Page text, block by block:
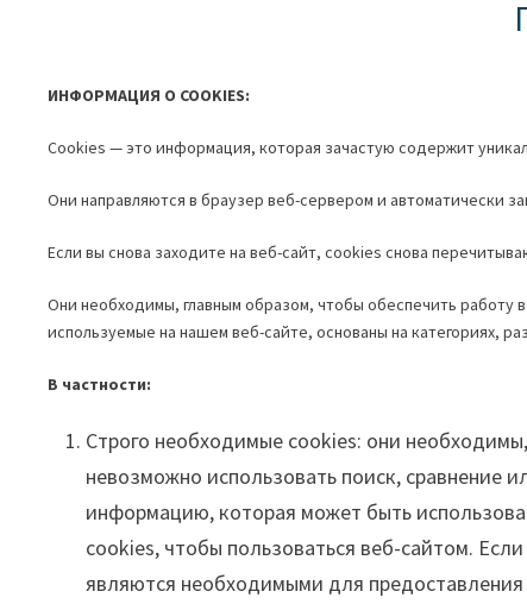
ИНФОРМАЦИЯ О COOKIES:
Cookies — это информация, которая зачастую содержит
Они направляются в браузер веб-сервером и автоматически
Если вы снова заходите на веб-сайт, cookies снова
Они необходимы, главным образом, чтобы обеспечить работу
используемые на нашем веб-сайте, основаны на категориях,
В частности:
Строго необходимые cookies: они
невозможно использовать поиск, сравнение
информацию, которая может быть
cookies, чтобы пользоваться веб-сайтом.
являются необходимыми для предоставления